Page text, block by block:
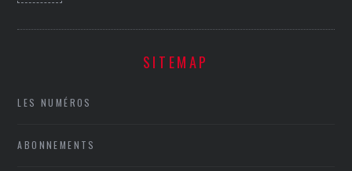
SITEMAP
LES NUMÉROS
ABONNEMENTS